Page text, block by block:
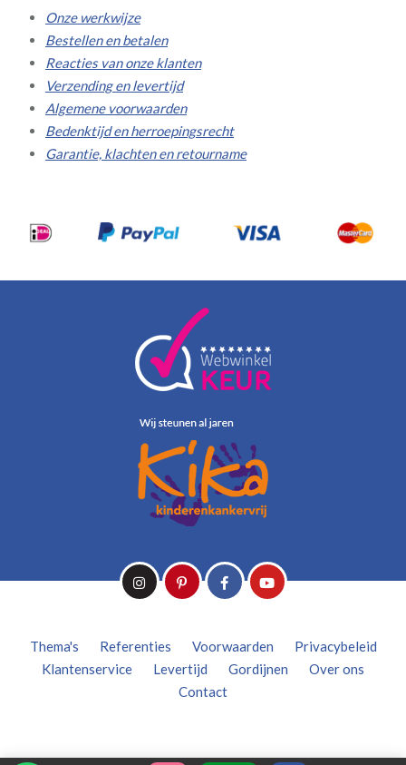
Onze werkwijze
Bestellen en betalen
Reacties van onze klanten
Verzending en levertijd
Algemene voorwaarden
Bedenktijd en herroepingsrecht
Garantie, klachten en retourname
Thema's Referenties Voorwaarden
Privacybeleid
Klantenservice
Levertijd Gordijnen
Over ons
Contact